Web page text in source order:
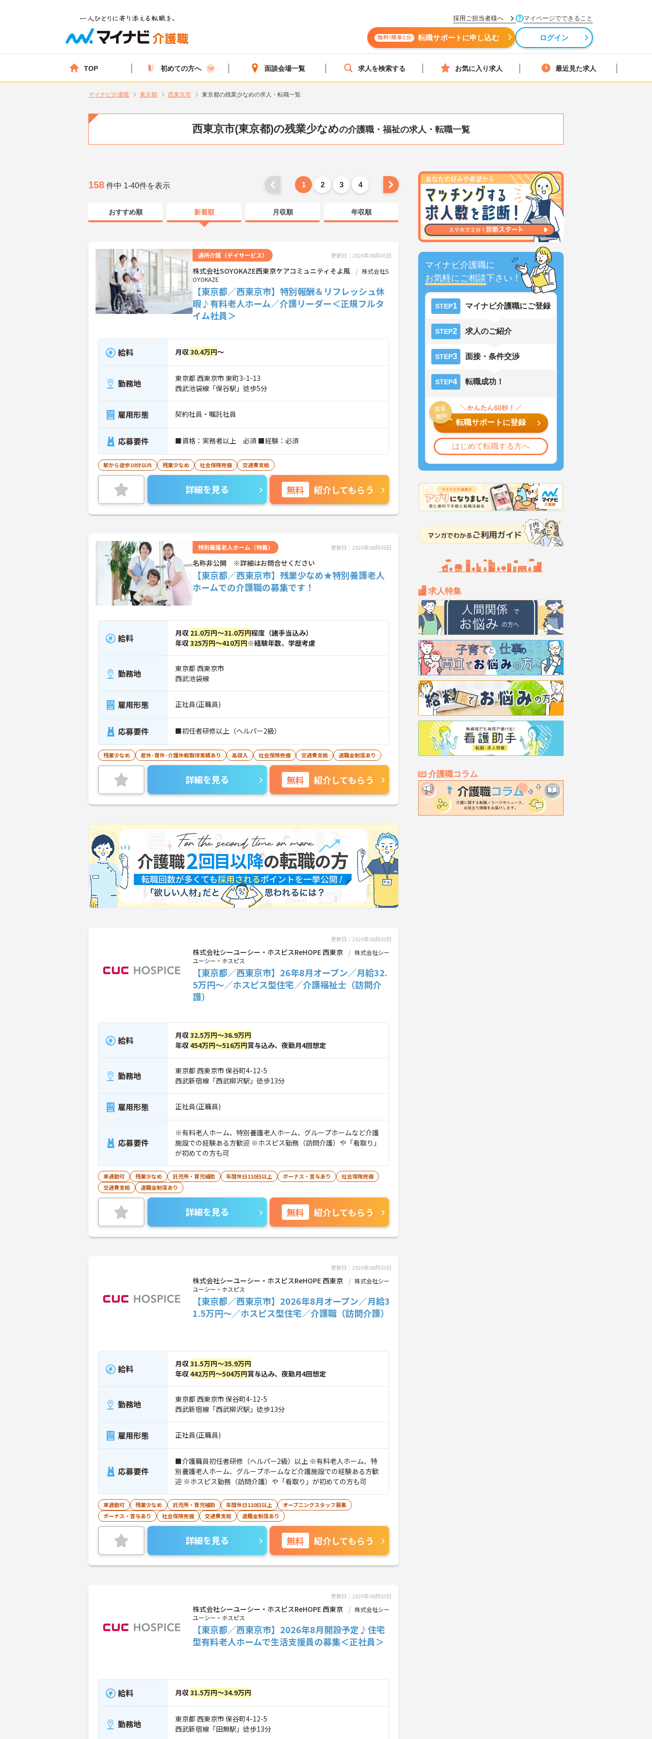
採用ご担当者様へ マイページでできること
無料!簡単1分 転職サポートに申し込む ログイン
TOP 初めての方へ 面談会場一覧 求人を検索する お気に入り求人 最近見た求人
マイナビ介護職 東京都 西東京市 東京都の残業少なめの求人・転職一覧
西東京市(東京都)の残業少なめの介護職・福祉の求人・転職一覧
マイナビ介護職に
お気軽にご相談下さい！
STEP1 マイナビ介護職にご登録
STEP2 求人のご紹介
STEP3 面接・条件交渉
STEP4 転職成功！
転職サポートに登録
はじめて転職する方へ
求人特集
介護職コラム
158 件中 1-40件を表示 1 2 3 4
おすすめ順 新着順 月収順 年収順
通所介護（デイサービス） 更新日：2026年08月05日
株式会社SOYOKAZE西東京ケアコミュニティそよ風
株式会社S
OYOKAZE
【東京都／西東京市】特別報酬＆リフレッシュ休
暇♪有料老人ホーム／介護リーダー＜正規フルタ
イム社員＞
給料 月収30.4万円～
勤務地
東京都 西東京市 東町3-1-13
西武池袋線「保谷駅」徒歩5分
雇用形態 契約社員・嘱託社員
応募要件 ■資格：実務者以上 必須 ■経験：必須
駅から徒歩10分以内 残業少なめ 社会保険完備 交通費支給
詳細を見る 無料 紹介してもらう
特別養護老人ホーム（特養） 更新日：2026年08月05日
名称非公開 ※詳細はお問合せください
【東京都／西東京市】残業少なめ★特別養護老人
ホームでの介護職の募集です！
給料 月収 21.0万円～31.0万円程度（諸手当込み）
年収325万円～410万円※経験年数、学歴考慮
勤務地
東京都 西東京市
西武池袋線
雇用形態 正社員(正職員)
応募要件 ■初任者研修以上（ヘルパー2級）
残業少なめ 産休･育休･介護休暇取得実績あり 高収入 社会保険完備 交通費支給 退職金制度あり
詳細を見る 無料 紹介してもらう
更新日：2026年08月03日
株式会社シーユーシー・ホスピスReHOPE 西東京
株式会社シー
ユーシー・ホスピス
【東京都／西東京市】26年8月オープン／月給32.
5万円～／ホスピス型住宅／介護福祉士（訪問介
護）
給料 月収32.5万円～36.9万円
年収454万円～516万円賞与込み、夜勤月4回想定
勤務地
東京都 西東京市 保谷町4-12-5
西武新宿線「西武柳沢駅」徒歩13分
雇用形態 正社員(正職員)
応募要件
※有料老人ホーム、特別養護老人ホーム、グループホームなど介護
施設での経験ある方歓迎 ※ホスピス勤務（訪問介護）や「看取り」
が初めての方も可
車通勤可 残業少なめ 託児所・育児補助 年間休日110日以上 ボーナス・賞与あり
社会保険完備
交通費支給
退職金制度あり
詳細を見る 無料 紹介してもらう
更新日：2026年08月03日
株式会社シーユーシー・ホスピスReHOPE 西東京
株式会社シー
ユーシー・ホスピス
【東京都／西東京市】2026年8月オープン／月給3
1.5万円～／ホスピス型住宅／介護職（訪問介護）
給料 月収31.5万円～35.9万円
年収442万円～504万円賞与込み、夜勤月4回想定
勤務地
東京都 西東京市 保谷町4-12-5
西武新宿線「西武柳沢駅」徒歩13分
雇用形態 正社員(正職員)
応募要件
■介護職員初任者研修（ヘルパー2級）以上 ※有料老人ホーム、特
別養護老人ホーム、グループホームなど介護施設での経験ある方歓
迎 ※ホスピス勤務（訪問介護）や「看取り」が初めての方も可
車通勤可 残業少なめ 託児所・育児補助 年間休日110日以上
オープニングスタッフ募集
ボーナス・賞与あり
社会保険完備 交通費支給 退職金制度あり
詳細を見る 無料 紹介してもらう
更新日：2026年08月03日
株式会社シーユーシー・ホスピスReHOPE 西東京
株式会社シー
ユーシー・ホスピス
【東京都／西東京市】2026年8月開設予定♪住宅
型有料老人ホームで生活支援員の募集＜正社員＞
給料 月収31.5万円～34.9万円
勤務地
東京都 西東京市 保谷町4-12-5
西武新宿線「田無駅」徒歩13分